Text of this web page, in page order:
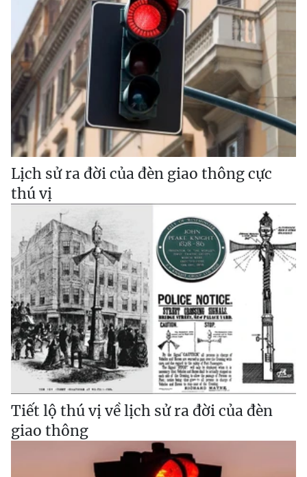
Lịch sử ra đời của đèn giao thông cực
thú vị
Tiết lộ thú vị về lịch sử ra đời của đèn
giao thông